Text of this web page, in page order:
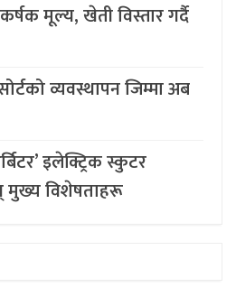
मूल्य, खेती विस्तार गर्दै
व्यवस्थापन जिम्मा अब
इलेक्ट्रिक स्कुटर
मुख्य विशेषताहरू